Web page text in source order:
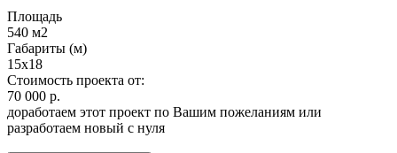
Площадь
540 м2
Габариты (м)
15x18
Стоимость проекта от:
70 000 р.
доработаем этот проект по Вашим пожеланиям или
разработаем новый с нуля